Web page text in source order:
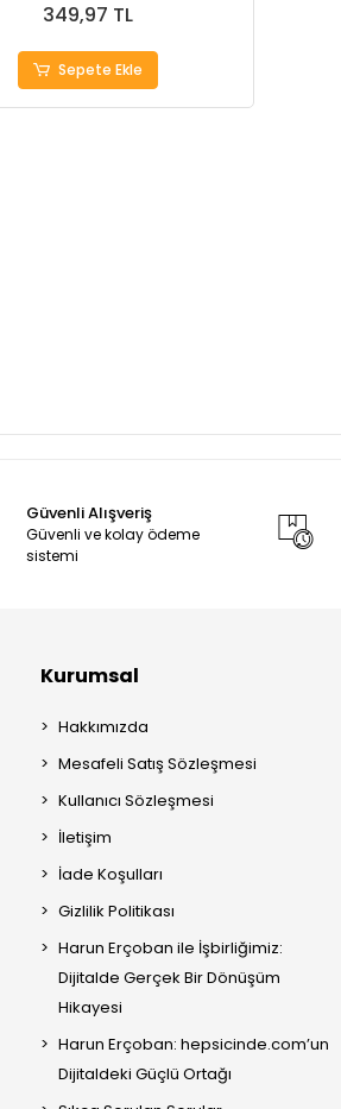
349,97 TL
Sepete Ekle
Güvenli Alışveriş
Güvenli ve kolay ödeme
sistemi
Kurumsal
Hakkımızda
Mesafeli Satış Sözleşmesi
Kullanıcı Sözleşmesi
İletişim
İade Koşulları
Gizlilik Politikası
Harun Erçoban ile İşbirliğimiz:
Dijitalde Gerçek Bir Dönüşüm
Hikayesi
Harun Erçoban: hepsicinde.com’un
Dijitaldeki Güçlü Ortağı